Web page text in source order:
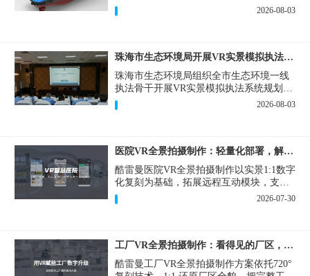
透视这艘拖轮的内外构造，沉浸式探索每
一处细节。
2026-08-03
珠海市生态环境局开展VR实景模拟执法专题培训
珠海市生态环境局组织全市生态环境一线
执法骨干开展VR实景模拟执法系统规划建
设和教学培训，持续推进科技赋能生态环
境执法，夯实队伍办案“基本功”。
2026-08-03
医院VR全景拍摄制作：轻量化部署，解决医患真实痛点
酷雷曼医院VR全景拍摄制作以实景1:1数字
化复刻为基础，拓展远程互动模块，支持
定制，轻量化搭建部署，可挂载在公众
号、官网等线上平台。
2026-07-30
工厂VR全景拍摄制作：看得见的厂区，省下来的成本
酷雷曼工厂VR全景拍摄制作方案依托720°